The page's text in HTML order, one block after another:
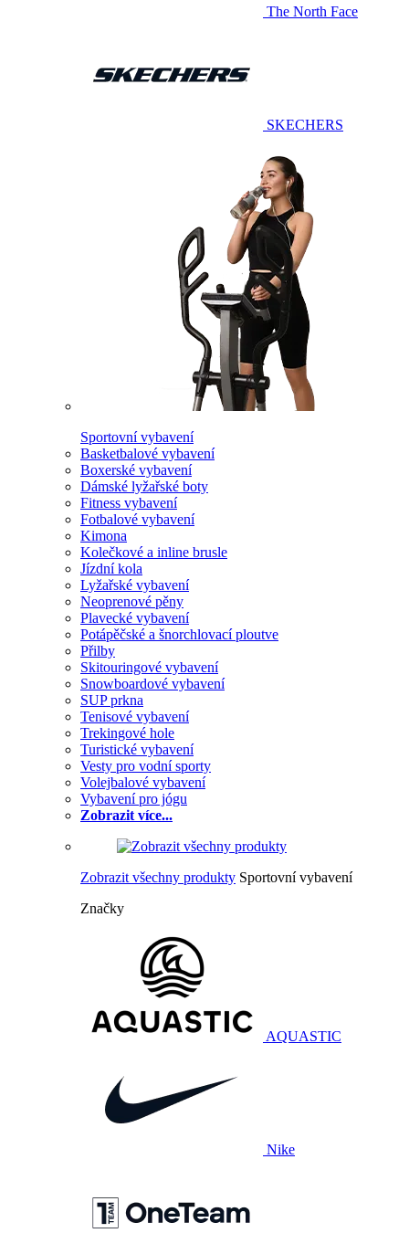
The North Face
SKECHERS
Sportovní vybavení
Basketbalové vybavení
Boxerské vybavení
Dámské lyžařské boty
Fitness vybavení
Fotbalové vybavení
Kimona
Kolečkové a inline brusle
Jízdní kola
Lyžařské vybavení
Neoprenové pěny
Plavecké vybavení
Potápěčské a šnorchlovací ploutve
Přilby
Skitouringové vybavení
Snowboardové vybavení
SUP prkna
Tenisové vybavení
Trekingové hole
Turistické vybavení
Vesty pro vodní sporty
Volejbalové vybavení
Vybavení pro jógu
Zobrazit více...
Zobrazit všechny produkty Sportovní vybavení
Značky
AQUASTIC
Nike